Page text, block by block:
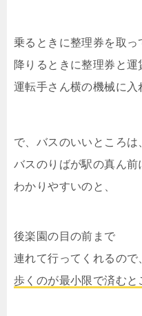
乗るときに整理券を取っ
降りるときに整理券と運
運転手さん横の機械に入
で、バスのいいところは
バスのりばが駅の真ん前
わかりやすいのと、
後楽園の目の前まで
連れて行ってくれるので
歩くのが最小限で済むと